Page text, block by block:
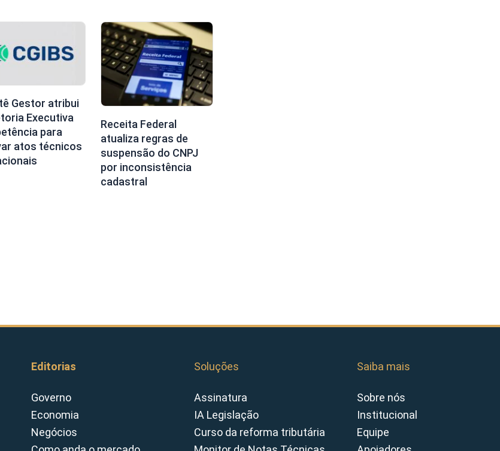
Gestor atribui
Executiva
para
atos técnicos
Receita Federal
atualiza regras de
suspensão do CNPJ
por inconsistência
cadastral
Editorias
Governo
Economia
Negócios
Soluções
Assinatura
IA Legislação
Curso da reforma tributária
Saiba mais
Sobre nós
Institucional
Equipe